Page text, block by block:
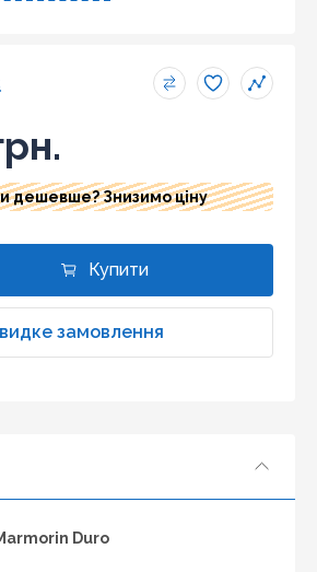
дешевше? Знизимо ціну
Купити
замовлення
Duro